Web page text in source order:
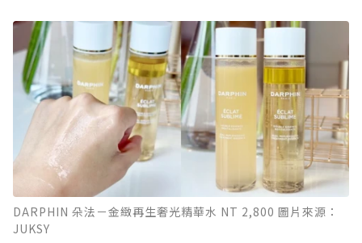
DARPHIN 朵法－金緻再生奢光精華水 NT 2,800 圖片來源：
JUKSY